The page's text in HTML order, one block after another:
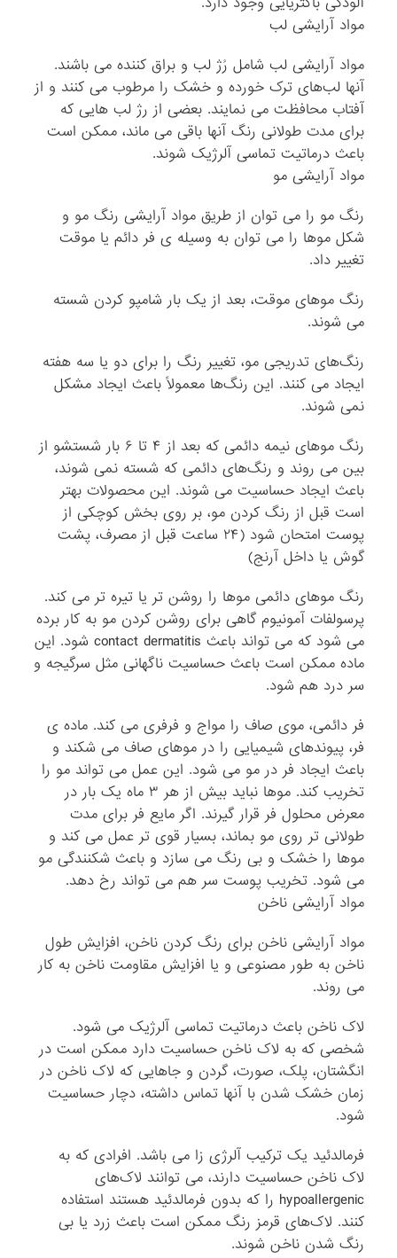
مواد آرایشی لب
مواد آرایشی لب شامل رُژ لب و براق کننده می ‌باشند.
آنها لب‌های ترک خورده و خشک را مرطوب می‌ کنند و از
آفتاب محافظت می‌ نمایند. بعضی از رژ لب هایی که
برای مدت طولانی رنگ آنها باقی می ماند، ممکن است
باعث درماتیت تماسی آلرژیک شوند.
مواد آرایشی مو
رنگ مو را می توان از طریق مواد آرایشی رنگ مو و
شکل موها را می توان به وسیله ی فر دائم یا موقت
تغییر داد.
رنگ موهای موقت، بعد از یک بار شامپو کردن شسته
می ‌شوند.
رنگ‌های تدریجی مو، تغییر رنگ را برای دو یا سه هفته
ایجاد می ‌کنند. این رنگ‌ها معمولاً باعث ایجاد مشکل
نمی ‌شوند.
رنگ موهای نیمه دائمی که بعد از ۴ تا ۶ بار شستشو از
بین می روند و رنگ‌های دائمی که شسته نمی ‌شوند،
باعث ایجاد حساسیت می ‌شوند. این محصولات بهتر
است قبل از رنگ کردن مو، بر روی بخش کوچکی از
پوست امتحان شود (۲۴ ساعت قبل از مصرف، پشت
گوش یا داخل آرنج)
رنگ موهای دائمی موها را روشن ‌تر یا تیره ‌تر می ‌کند.
پرسولفات آمونیوم گاهی برای روشن کردن مو به کار برده
می ‌شود که می‌ تواند باعث contact dermatitis شود. این
ماده ممکن است باعث حساسیت ناگهانی مثل سرگیجه و
سر درد هم شود.
فر دائمی، موی صاف را مواج و فرفری می ‌کند. ماده ی
فر، پیوندهای شیمیایی را در موهای صاف می ‌شکند و
باعث ایجاد فر در مو می‌ شود. این عمل می ‌تواند مو را
تخریب کند. موها نباید بیش از هر ۳ ماه یک بار در
معرض محلول فر قرار گیرند. اگر مایع فر برای مدت
طولانی‌ تر روی مو بماند، بسیار قوی ‌تر عمل می ‌کند و
موها را خشک و بی رنگ می ‌سازد و باعث شکنندگی مو
می ‌شود. تخریب پوست سر هم می ‌تواند رخ دهد.
مواد آرایشی ناخن
مواد آرایشی ناخن برای رنگ کردن ناخن، افزایش طول
ناخن به طور مصنوعی و یا افزایش مقاومت ناخن به کار
می ‌روند.
لاک ناخن باعث درماتیت تماسی آلرژیک می‌ شود.
شخصی که به لاک ناخن حساسیت دارد ممکن است در
انگشتان، پلک، صورت، گردن و جاهایی که لاک ناخن در
زمان خشک شدن با آنها تماس داشته، دچار حساسیت
شود.
فرمالدئید یک ترکیب آلرژی ‌زا می ‌باشد. افرادی که به
لاک ناخن حساسیت دارند، می ‌توانند لاک‌های
hypoallergenic را که بدون فرمالدئید هستند استفاده
کنند. لاک‌های قرمز رنگ ممکن است باعث زرد یا بی
‌رنگ شدن ناخن شوند.